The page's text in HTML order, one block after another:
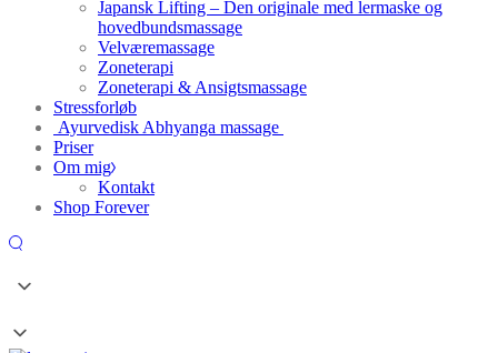
Japansk Lifting – Den originale med lermaske og
hovedbundsmassage
Velværemassage
Zoneterapi
Zoneterapi & Ansigtsmassage
Stressforløb
Ayurvedisk Abhyanga massage
Priser
Om mig
Kontakt
Shop Forever